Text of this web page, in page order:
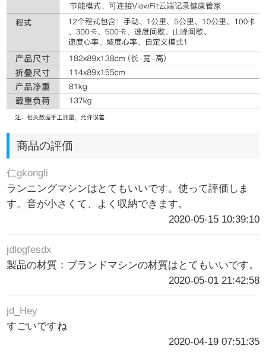
商品の評価
仁gkongli
ランニングマシンはとてもいいです。使って評価しま
す。音が小さくて、よく収納できます。
2020-05-15 10:39:10
jdlogfesdx
製品の材質：ブランドマシンの材質はとてもいいです。
2020-05-01 21:42:58
jd_Hey
すごいですね
2020-04-19 07:51:35